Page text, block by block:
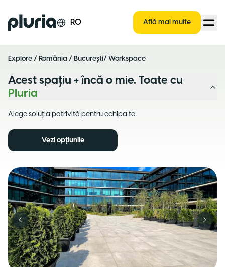
Logo Pluria RO Află mai multe
Explore / România / București/ Workspace
Acest spațiu + încă o mie. Toate cu
Pluria
Alege soluția potrivită pentru echipa ta.
Vezi opțiunile
Previous slide Next